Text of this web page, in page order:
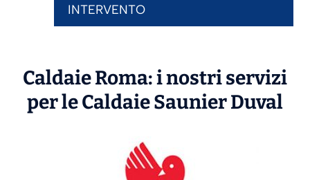
INTERVENTO
Caldaie Roma: i nostri servizi
per le CaldaieSaunier Duval